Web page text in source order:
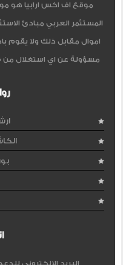
موقع اف اكس ارابيا هو
المستثمر العربي مبادئ
اموال مقابل ذلك ولا يقوم
مسؤولة عن اي استغلال
البريد الإلكتروني